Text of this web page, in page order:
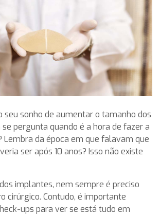
seu sonho de aumentar o tamanho dos
pergunta quando é a hora de fazer a
Lembra da época em que falavam que
ser após 10 anos? Isso não existe
implantes, nem sempre é preciso
cirúrgico. Contudo, é importante
ups para ver se está tudo em